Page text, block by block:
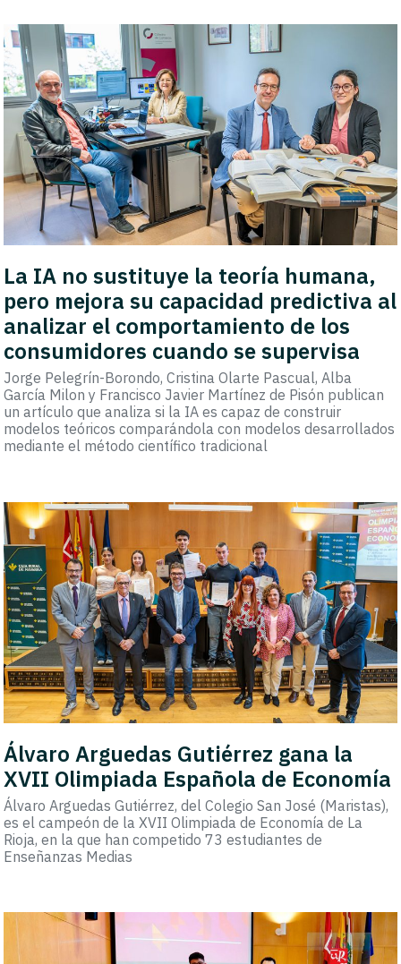
La IA no sustituye la teoría humana,
pero mejora su capacidad predictiva al
analizar el comportamiento de los
consumidores cuando se supervisa
Jorge Pelegrín-Borondo, Cristina Olarte Pascual, Alba
García Milon y Francisco Javier Martínez de Pisón publican
un artículo que analiza si la IA es capaz de construir
modelos teóricos comparándola con modelos desarrollados
mediante el método científico tradicional
Álvaro Arguedas Gutiérrez gana la
XVII Olimpiada Española de Economía
Álvaro Arguedas Gutiérrez, del Colegio San José (Maristas),
es el campeón de la XVII Olimpiada de Economía de La
Rioja, en la que han competido 73 estudiantes de
Enseñanzas Medias